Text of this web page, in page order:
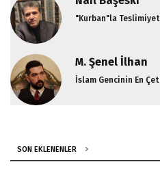
"Kurban"la
M. Şenel İlhan
İslam Gencinin En
SON EKLENENLER